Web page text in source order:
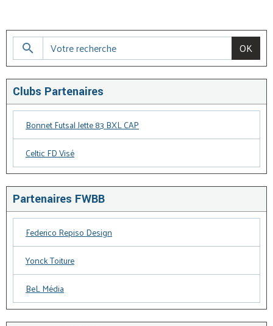
OK
Clubs Partenaires
Bonnet Futsal Jette 83 BXL CAP
Celtic FD Visé
Partenaires FWBB
Federico Repiso Design
Yonck Toiture
BeL Média